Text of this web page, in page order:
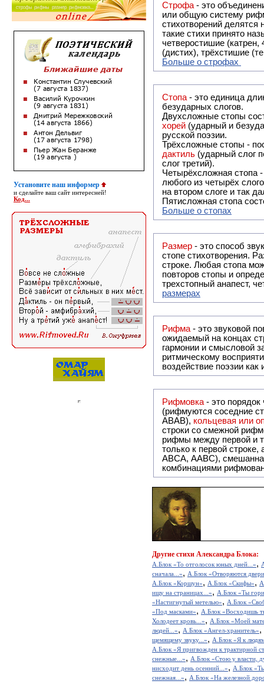
Установите наш информер
и сделайте ваш сайт интересней!
Код...
Строфа - это объединение двух
или общую систему рифм, и регулярно или периодически
стихотворений делятся на строфы и т.о. являются строфическими.
такие стихи принято называть астрофическими. Самая популярная строфа в русской поэзии -
четверостишие
(дистих), трёхстишие
Больше о строфах
Стопа - это единица
безударных слогов.
Двухсложные стопы
хорей (ударный и
русской поэзии.
Трёхсложные стопы -
дактиль (ударный слог
слог третий).
Четырёхсложная стопа
любого из четырёх
на втором слоге и так
Пятисложная стопа
Больше о стопах
Размер - это способ
стопе стихотворения.
строке. Любая стопа
повторов стопы и
трехстопный анапест,
размерах
Рифма - это звуковой повтор, традиционно используемый в поэзии и, как
ожидаемый на концах
гармонии и смысловой
ритмическому
воздействие поэзии
Рифмовка - это
(рифмуются соседние
ABAB), кольцевая или
строки со смежной
рифмы между первой и
только к первой
ABCA, AABC), смешанная или вольная рифмовка (рифмовка в сложных строфах с различными
комбинациями
Другие стихи Александра Блока:
А.Блок «То отголосок юных дней...»,
сначала...», А.Блок «Отворяются
А.Блок «Коршун», А.Блок «Скифы»,
ищу на страницах...», А.Блок «Ты
«Настигнутый метелью», А.Блок
«Под масками», А.Блок «Восходишь
Холодеет кровь...», А.Блок «Моей
людей...», А.Блок «Ангел-хранитель»,
щемящему звуку...», А.Блок «Я к
А.Блок «Я пригвожден к трактирной
снежные...», А.Блок «Стою у власти,
нисходит день осенний...», А.Блок
снежная...», А.Блок «На железной